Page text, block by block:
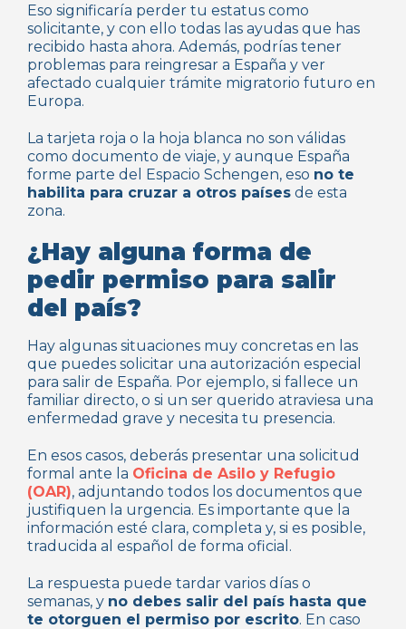
Eso significaría perder tu estatus como
solicitante, y con ello todas las ayudas que has
recibido hasta ahora. Además, podrías tener
problemas para reingresar a España y ver
afectado cualquier trámite migratorio futuro en
Europa.
La tarjeta roja o la hoja blanca no son válidas
como documento de viaje, y aunque España
forme parte del Espacio Schengen, eso no te
habilita para cruzar a otros países de esta
zona.
¿Hay alguna forma de
pedir permiso para salir
del país?
Hay algunas situaciones muy concretas en las
que puedes solicitar una autorización especial
para salir de España. Por ejemplo, si fallece un
familiar directo, o si un ser querido atraviesa una
enfermedad grave y necesita tu presencia.
En esos casos, deberás presentar una solicitud
formal ante la Oficina de Asilo y Refugio
(OAR), adjuntando todos los documentos que
justifiquen la urgencia. Es importante que la
información esté clara, completa y, si es posible,
traducida al español de forma oficial.
La respuesta puede tardar varios días o
semanas, y no debes salir del país hasta que
te otorguen el permiso por escrito. En caso